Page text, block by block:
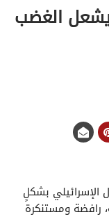
يشعل الغضب
الإسرائيلي بشكلٍ
رافضة ومستنكرة